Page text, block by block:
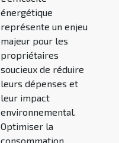
énergétique
représente un enjeu
majeur pour les
propriétaires
soucieux de réduire
leurs dépenses et
leur impact
environnemental.
Optimiser la
consommation